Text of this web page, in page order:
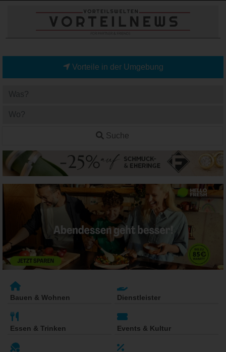
Vorteile in der Umgebung
Suche
Bauen & Wohnen Dienstleister
Essen & Trinken Events & Kultur